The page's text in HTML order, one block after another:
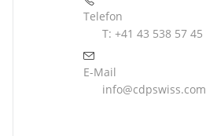
Telefon
T: +41 43 538 57 45
E-Mail
info@cdpswiss.com